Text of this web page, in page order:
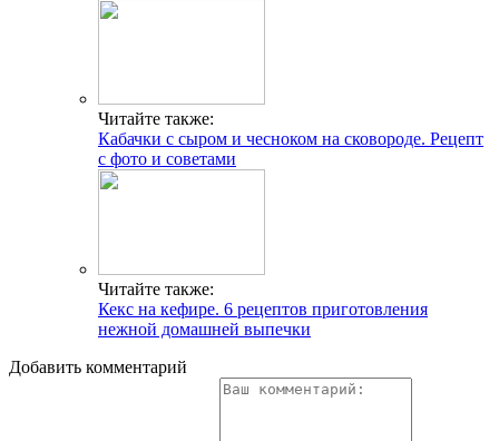
Читайте также:
Кабачки с сыром и чесноком на сковороде. Рецепт
с фото и советами
Читайте также:
Кекс на кефире. 6 рецептов приготовления
нежной домашней выпечки
Добавить комментарий